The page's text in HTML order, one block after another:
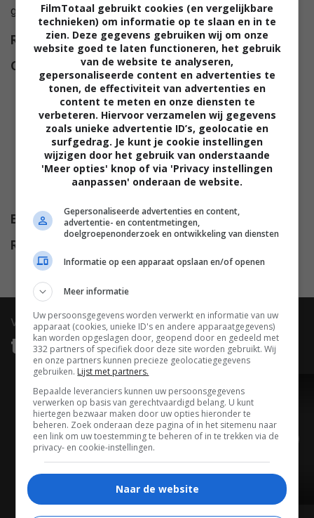
geld in veiligheid te brengen.
Regie Mikael Salomon.
Cast
Randy Quaid,Christian Slater
Richard Dysart,Minnie Driver
Morgan Freeman,Betty White
Ray Baker,Mark Rolston,
Michael A. Goorjian,Dann
Florek,Wayne Duvall,Edward
Asner,Peter Murnik,Ricky
Budget
$ 70.000.000
Release
video
trailers & clips
02:21
TRAILER
FilmTotaal gebruikt cookies (en vergelijkbare
technieken) om informatie op te slaan en in te
zien. Deze gegevens gebruiken wij om onze
website goed te laten functioneren, het gebruik
van de website te analyseren,
gepersonaliseerde content en advertenties te
tonen, de effectiviteit van advertenties en
content te meten en onze diensten te
verbeteren. Hiervoor verzamelen wij gegevens
zoals unieke advertentie ID’s, geolocatie en
surfgedrag. Je kunt je cookie instellingen
wijzigen door het gebruik van onderstaande
'Meer opties' knop of via 'Privacy instellingen
aanpassen' onderaan de website.
Gepersonaliseerde advertenties en content,
advertentie- en contentmetingen,
doelgroepenonderzoek en ontwikkeling van diensten
Informatie op een apparaat opslaan en/of openen
Meer informatie
Uw persoonsgegevens worden verwerkt en informatie van uw
apparaat (cookies, unieke ID's en andere apparaatgegevens)
kan worden opgeslagen door, geopend door en gedeeld met
332 partners of specifiek door deze site worden gebruikt. Wij
en onze partners kunnen precieze geolocatiegegevens
gebruiken. Lijst met partners.
Bepaalde leveranciers kunnen uw persoonsgegevens
verwerken op basis van gerechtvaardigd belang. U kunt
hiertegen bezwaar maken door uw opties hieronder te
beheren. Zoek onderaan deze pagina of in het sitemenu naar
een link om uw toestemming te beheren of in te trekken via de
privacy- en cookie-instellingen.
Naar de website